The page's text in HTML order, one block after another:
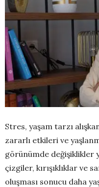
Stres, yaşam tarzı
zararlı etkileri ve
görünümde değişiklikler
çizgiler, kırışıklıklar ve
oluşması sonucu daha